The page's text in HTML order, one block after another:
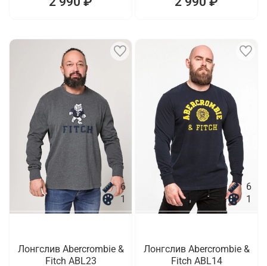
6
1
Лонгслив Abercrombie &
Fitch ABL23
6
1
Лонгслив Abercrombie &
Fitch ABL14